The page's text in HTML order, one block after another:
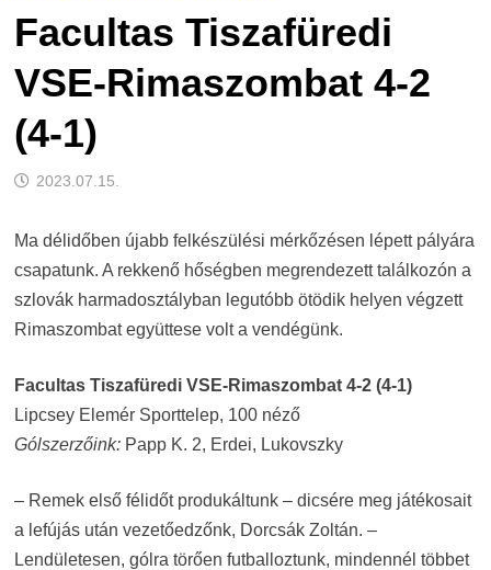
Facultas Tiszafüredi
VSE-Rimaszombat 4-2
(4-1)
2023.07.15.
Ma délidőben újabb felkészülési mérkőzésen lépett pályára
csapatunk. A rekkenő hőségben megrendezett találkozón a
szlovák harmadosztályban legutóbb ötödik helyen végzett
Rimaszombat együttese volt a vendégünk.
Facultas Tiszafüredi VSE-Rimaszombat 4-2 (4-1)
Lipcsey Elemér Sporttelep, 100 néző
Gólszerzőink: Papp K. 2, Erdei, Lukovszky
– Remek első félidőt produkáltunk – dicsére meg játékosait
a lefújás után vezetőedzőnk, Dorcsák Zoltán. –
Lendületesen, gólra törően futballoztunk, mindennél többet